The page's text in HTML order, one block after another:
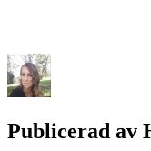
Publicerad av